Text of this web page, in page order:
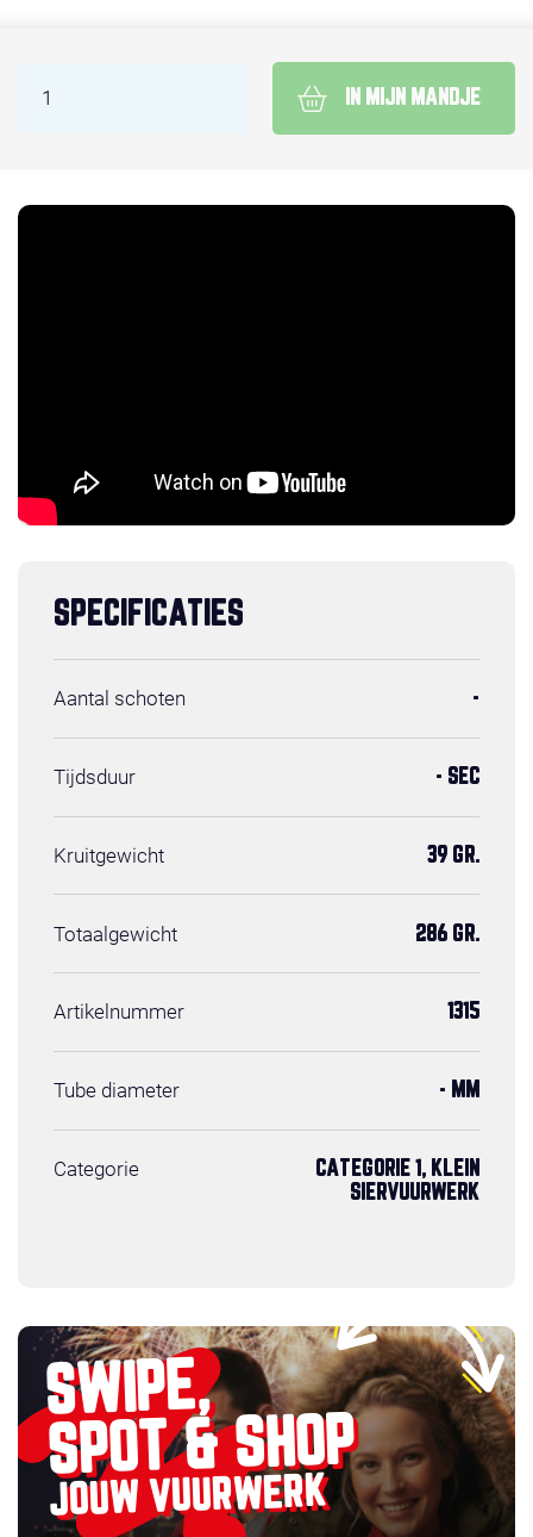
IN MIJN MANDJE
SPECIFICATIES
Aantal schoten -
Tijdsduur - SEC
Kruitgewicht 39 GR.
Totaalgewicht 286 GR.
Artikelnummer 1315
Tube diameter - MM
Categorie
CATEGORIE 1, KLEIN
SIERVUURWERK
SWIPE,
SPOT & SHOP
JOUW VUURWERK